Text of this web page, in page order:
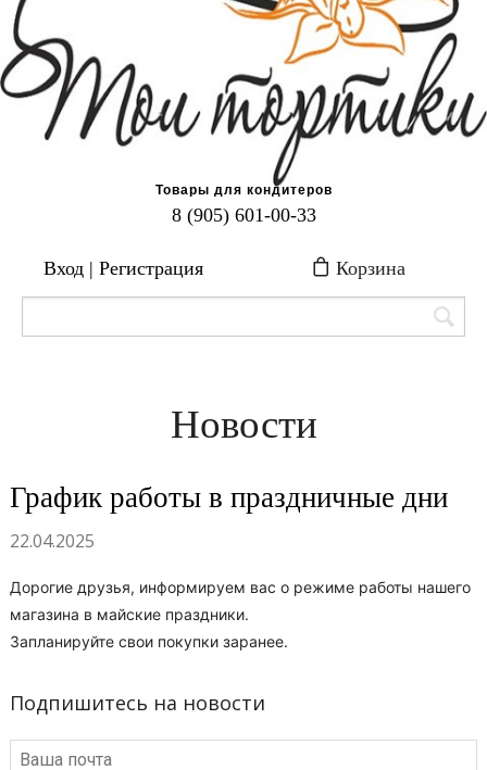
Товары для кондитеров
8 (905) 601-00-33
Вход | Регистрация Корзина
Новости
График работы в праздничные дни
22.04.2025
Дорогие друзья, информируем вас о режиме работы нашего
магазина в майские праздники.
Запланируйте свои покупки заранее.
Подпишитесь на новости